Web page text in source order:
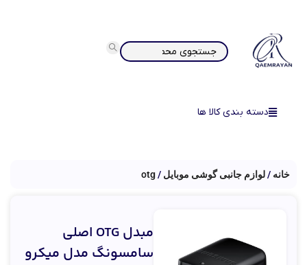
دسته بندی کالا ها
خانه لوازم جانبی گوشی موبایل otg
مبدل OTG اصلی
سامسونگ مدل میکرو